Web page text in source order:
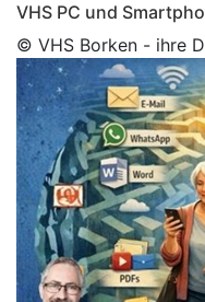
VHS PC und
© VHS Borken - ihre